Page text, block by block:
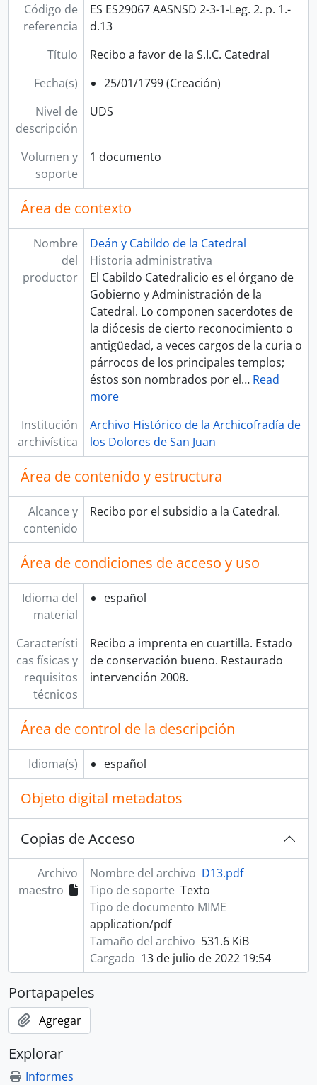
Código de
referencia
ES ES29067 AASNSD 2-3-1-Leg. 2. p. 1.-
d.13
Título
Recibo a favor de la S.I.C. Catedral
Fecha(s)
25/01/1799 (Creación)
Nivel de
descripción
UDS
Volumen y
soporte
1 documento
Área de contexto
Nombre
del
productor
Deán y Cabildo de la Catedral
Historia administrativa
El Cabildo Catedralicio es el órgano de
Gobierno y Administración de la
Catedral. Lo componen sacerdotes de
la diócesis de cierto reconocimiento o
antigüedad, a veces cargos de la curia o
párrocos de los principales templos;
éstos son nombrados por el… Read
more
Institución
archivística
Archivo Histórico de la Archicofradía de
los Dolores de San Juan
Área de contenido y estructura
Alcance y
contenido
Recibo por el subsidio a la Catedral.
Área de condiciones de acceso y uso
Idioma del
material
español
Característi
cas físicas y
requisitos
técnicos
Recibo a imprenta en cuartilla. Estado
de conservación bueno. Restaurado
intervención 2008.
Área de control de la descripción
Idioma(s) español
Objeto digital metadatos
Copias de Acceso
Archivo
maestro
Nombre del archivo D13.pdf
Tipo de soporte Texto
Tipo de documento MIME
application/pdf
Tamaño del archivo 531.6 KiB
Cargado 13 de julio de 2022 19:54
Portapapeles
Agregar
Explorar
Informes